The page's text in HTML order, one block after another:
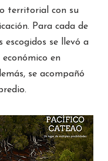
territorial con su
Para cada de
escogidos se llevó a
en
se acompañó